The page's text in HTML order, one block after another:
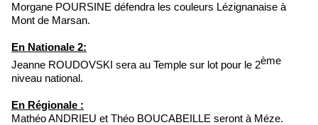
Morgane POURSINE défendra les couleurs Lézignanaise à
Mont de Marsan.
En Nationale 2:
Jeanne ROUDOVSKI sera au Temple sur lot pour le 2ème
niveau national.
En Régionale :
Mathéo ANDRIEU et Théo BOUCABEILLE seront à Méze.